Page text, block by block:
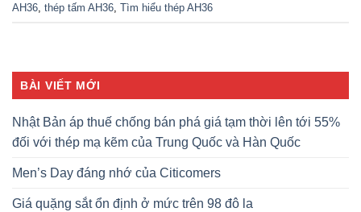
AH36 thép tấm AH36 Tìm hiểu thép AH36
BÀI VIẾT MỚI
Nhật Bản áp thuế chống bán phá giá tạm thời lên tới 55%
đối với thép mạ kẽm của Trung Quốc và Hàn Quốc
Men’s Day đáng nhớ của Citicomers
Giá quặng sắt ổn định ở mức trên 98 đô la